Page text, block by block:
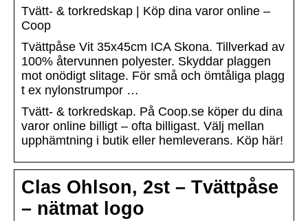
Tvätt- & torkredskap | Köp dina varor online –
Coop
Tvättpåse Vit 35x45cm ICA Skona. Tillverkad av
100% återvunnen polyester. Skyddar plaggen
mot onödigt slitage. För små och ömtåliga plagg
t ex nylonstrumpor …
Tvätt- & torkredskap. På Coop.se köper du dina
varor online billigt – ofta billigast. Välj mellan
upphämtning i butik eller hemleverans. Köp här!
Clas Ohlson, 2st – Tvättpåse
– nätmat logo